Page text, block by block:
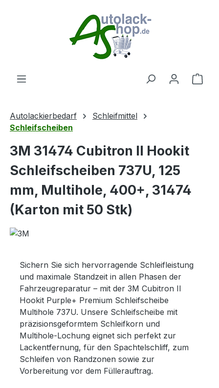
Autolackierbedarf
Schleifmittel
Schleifscheiben
3M 31474 Cubitron II Hookit
Schleifscheiben 737U, 125
mm, Multihole, 400+, 31474
(Karton mit 50 Stk)
Sichern Sie sich hervorragende Schleifleistung
und maximale Standzeit in allen Phasen der
Fahrzeugreparatur – mit der 3M Cubitron II
Hookit Purple+ Premium Schleifscheibe
Multihole 737U. Unsere Schleifscheibe mit
präzisionsgeformtem Schleifkorn und
Multihole-Lochung eignet sich perfekt zur
Lackentfernung, für den Spachtelschliff, zum
Schleifen von Randzonen sowie zur
Vorbereitung vor dem Füllerauftrag.